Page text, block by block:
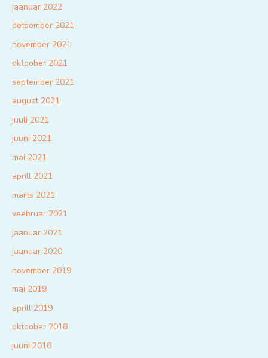
jaanuar 2022
detsember 2021
november 2021
oktoober 2021
september 2021
august 2021
juuli 2021
juuni 2021
mai 2021
aprill 2021
märts 2021
veebruar 2021
jaanuar 2021
jaanuar 2020
november 2019
mai 2019
aprill 2019
oktoober 2018
juuni 2018